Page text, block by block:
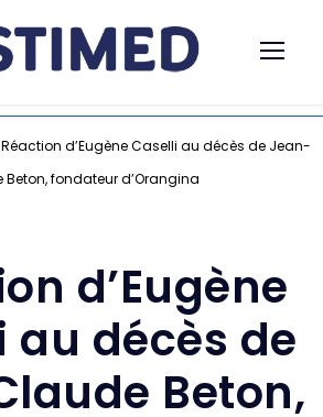
Réaction d’Eugène Caselli au décès de Jean-
Beton, fondateur d’Orangina
d’Eugène
au décès de
Beton,